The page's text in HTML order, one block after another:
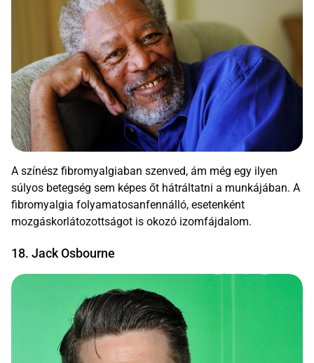
A színész fibromyalgiaban szenved, ám még egy ilyen
súlyos betegség sem képes őt hátráltatni a munkájában. A
fibromyalgia folyamatosanfennálló, esetenként
mozgáskorlátozottságot is okozó izomfájdalom.
18. Jack Osbourne